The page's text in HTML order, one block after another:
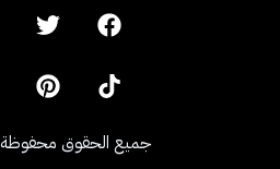
جميع الحقوق محفوظة